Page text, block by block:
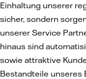
Einhaltung unserer
sicher, sondern
unserer Service
hinaus sind
sowie attraktive
Bestandteile unseres